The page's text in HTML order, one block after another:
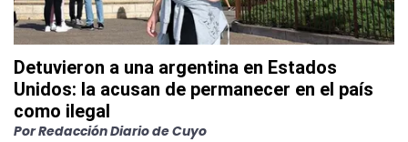
Detuvieron a una argentina en Estados
Unidos: la acusan de permanecer en el país
como ilegal
PorRedacción Diario de Cuyo